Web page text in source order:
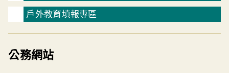
戶外教育填報專區
公務網站